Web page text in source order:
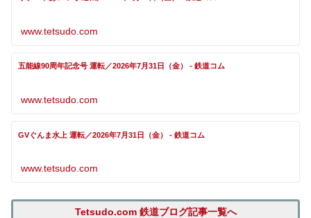
www.tetsudo.com
五能線90周年記念号 運転／2026年7月31日（金） - 鉄道コム
www.tetsudo.com
GVぐんま水上 運転／2026年7月31日（金） - 鉄道コム
www.tetsudo.com
Tetsudo.com 鉄道ブログ記事一覧へ